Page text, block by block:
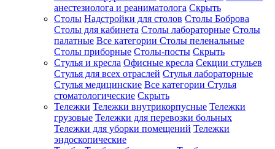
анестезиолога и реаниматолога Скрыть
Столы Надстройки для столов Столы Боброва
Столы для кабинета Столы лабораторные Столы
палатные Все категории Столы пеленальные
Столы приборные Столы-посты Скрыть
Стулья и кресла Офисные кресла Секции стульев
Стулья для всех отраслей Стулья лабораторные
Стулья медицинские Все категории Стулья
стоматологические Скрыть
Тележки Тележки внутрикорпусные Тележки
грузовые Тележки для перевозки больных
Тележки для уборки помещений Тележки
эндоскопические